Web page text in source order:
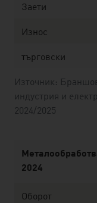
Източник:
индустрия и
2024/2025
Заети
Износ
търговски
2024
Оборот